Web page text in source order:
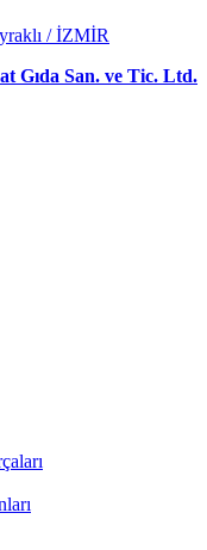
/ İZMİR
Gıda San. ve Tic. Ltd.